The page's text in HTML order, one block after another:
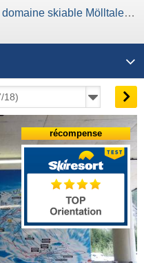
domaine skiable Mölltaler Gletscher (Glacier de Mölltal)
récompense